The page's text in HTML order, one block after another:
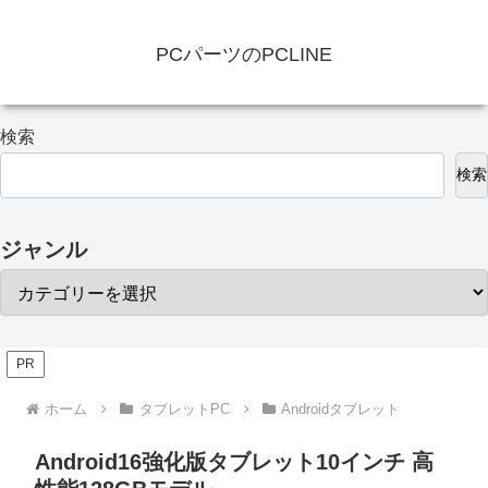
PCパーツのPCLINE
検索
検索
ジャンル
PR
ホーム タブレットPC Androidタブレット
Android16強化版タブレット10インチ 高